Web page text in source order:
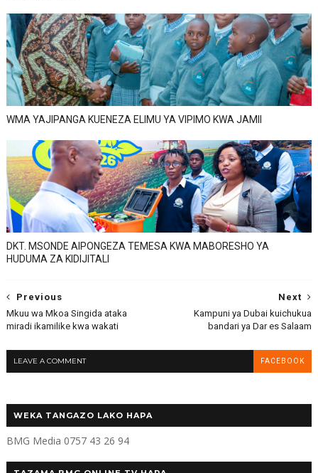
WMA YAJIPANGA KUENEZA ELIMU YA VIPIMO KWA JAMII
DKT. MSONDE AIPONGEZA TEMESA KWA MABORESHO YA
HUDUMA ZA KIDIJITALI
Next
Kampuni ya Dubai kuichukua
bandari ya Dar es Salaam
Previous
Mkuu wa Mkoa Singida ataka
miradi ikamilike kwa wakati
LEAVE A COMMENT FACEBOOK
WEKA TANGAZO LAKO HAPA
BMG Media 0757 43 26 94